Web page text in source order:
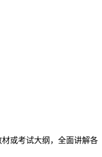
或考试大纲，全面讲解各